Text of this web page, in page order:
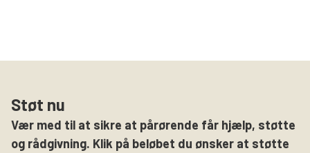
Støt nu
Vær med til at sikre at pårørende får hjælp, støtte
og rådgivning. Klik på beløbet du ønsker at støtte